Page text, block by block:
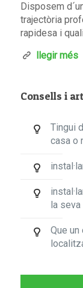
Disposem
trajectòria
rapidesa i
llegir més
Consells i
Tingui
casa o
la seva
Que